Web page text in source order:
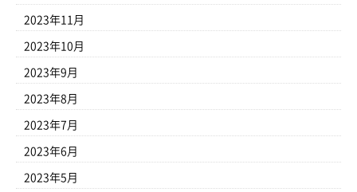
2023年11月
2023年10月
2023年9月
2023年8月
2023年7月
2023年6月
2023年5月